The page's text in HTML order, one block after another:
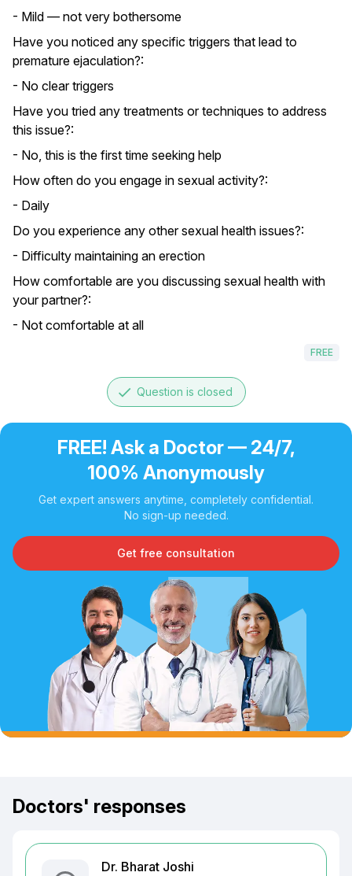
- Mild — not very bothersome
Have you noticed any specific triggers that lead to
premature ejaculation?:
- No clear triggers
Have you tried any treatments or techniques to address
this issue?:
- No, this is the first time seeking help
How often do you engage in sexual activity?:
- Daily
Do you experience any other sexual health issues?:
- Difficulty maintaining an erection
How comfortable are you discussing sexual health with
your partner?:
- Not comfortable at all
FREE
done Question is closed
FREE! Ask a Doctor — 24/7,
100% Anonymously
Get expert answers anytime, completely confidential.
No sign-up needed.
Get free consultation
Doctors' responses
Dr. Bharat Joshi